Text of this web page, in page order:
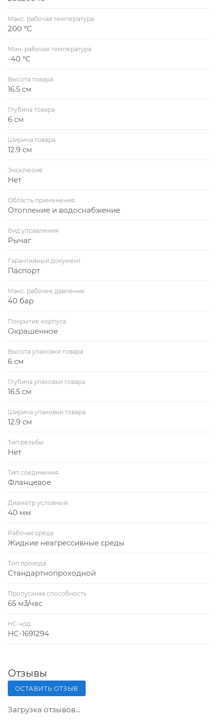
Макс. рабочая температура
200 °С
Мин. рабочая температура
-40 °С
Высота товара
16.5 см
Глубина товара
6 см
Ширина товара
12.9 см
Эксклюзив
Нет
Область применения
Отопление и водоснабжение
Вид управления
Рычаг
Гарантийный документ
Паспорт
Макс. рабочее давление
40 бар
Покрытие корпуса
Окрашенное
Высота упаковки товара
6 см
Глубина упаковки товара
16.5 см
Ширина упаковки товара
12.9 см
Тип резьбы
Нет
Тип соединения
Фланцевое
Диаметр условный
40 мм
Рабочая среда
Жидкие неагрессивные среды
Тип прохода
Стандартнопроходной
Пропускная способность
65 м3/час
НС-код
НС-1691294
Отзывы
ОСТАВИТЬ ОТЗЫВ
Загрузка отзывов...